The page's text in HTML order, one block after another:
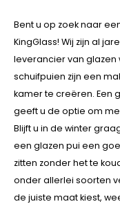
Bent u op zoek naar
KingGlass! Wij zijn al
leverancier van glazen
schuifpuien zijn een
kamer te creëren. Een
geeft u de optie om
Blijft u in de winter
een glazen pui een
zitten zonder het te
onder allerlei soorten
de juiste maat kiest,